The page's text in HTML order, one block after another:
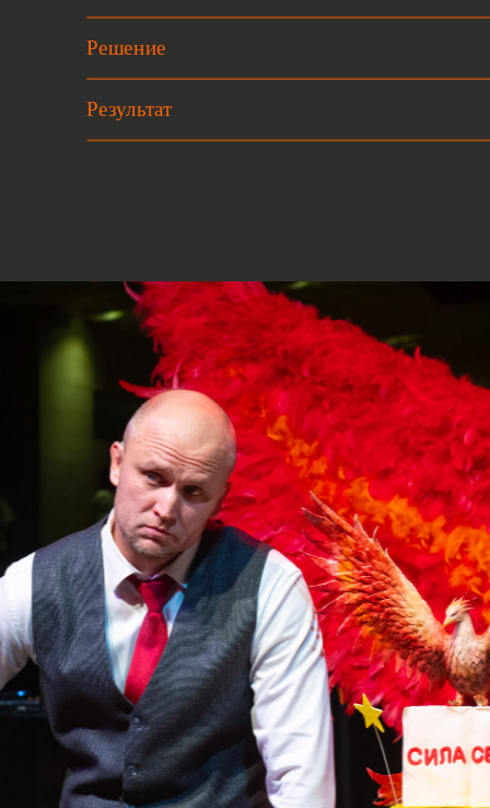
Решение
Результат